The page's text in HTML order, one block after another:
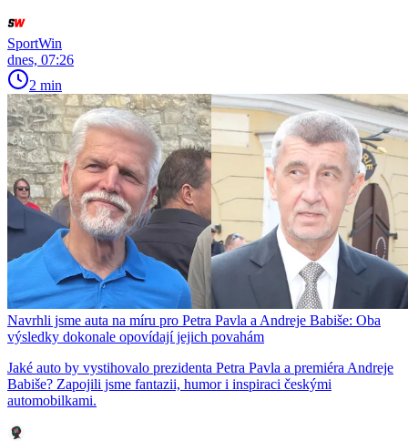
SportWin
dnes, 07:26
2 min
Navrhli jsme auta na míru pro Petra Pavla a Andreje Babiše: Oba
výsledky dokonale opovídají jejich povahám
Jaké auto by vystihovalo prezidenta Petra Pavla a premiéra Andreje
Babiše? Zapojili jsme fantazii, humor i inspiraci českými
automobilkami.